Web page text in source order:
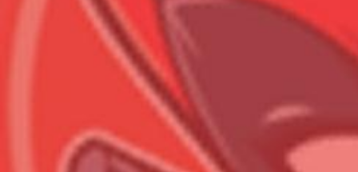
Всего позиций в корзине
Всего товара в корзине
Сумма к оплате (без